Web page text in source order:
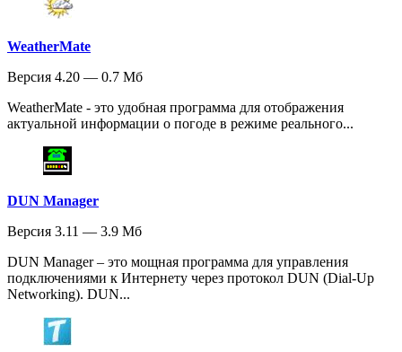
WeatherMate
Версия 4.20 — 0.7 Мб
WeatherMate - это удобная программа для отображения
актуальной информации о погоде в режиме реального...
DUN Manager
Версия 3.11 — 3.9 Мб
DUN Manager – это мощная программа для управления
подключениями к Интернету через протокол DUN (Dial-Up
Networking). DUN...